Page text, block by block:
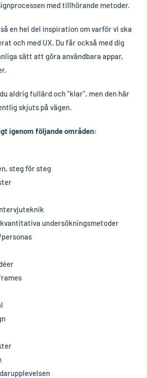
med tillhörande metoder.
en hel del inspiration om varför vi ska
och med UX. Du får också med dig
sätt att göra användbara appar,
aldrig fullärd och ”klar”, men den här
skjuts på vägen.
igenom följande områden:
steg för steg
undersökningsmetoder